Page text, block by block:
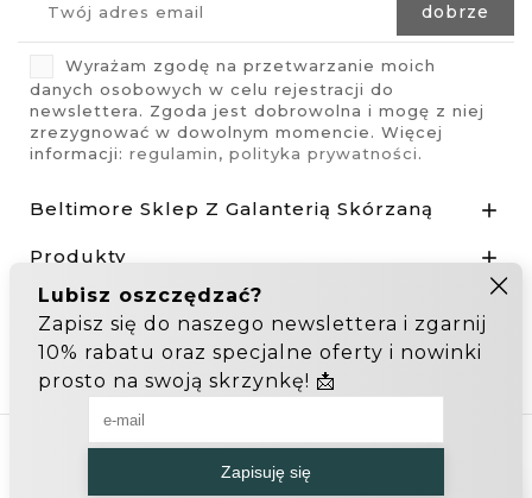
Wyrażam zgodę na przetwarzanie moich
danych osobowych w celu rejestracji do
newslettera. Zgoda jest dobrowolna i mogę z niej
zrezygnować w dowolnym momencie. Więcej
informacji: regulamin, polityka prywatności.
Beltimore Sklep Z Galanterią Skórzaną 
Produkty 
Nasza Firma
Odstąp od umowy tutaj
Zakupy hurtowe:Hurtownia Galanterii